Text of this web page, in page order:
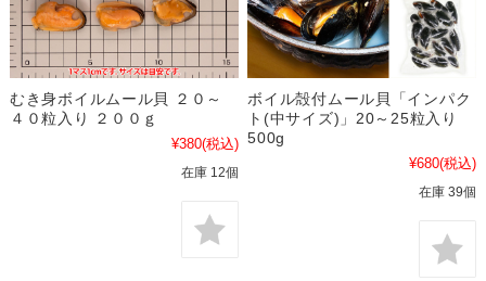
むき身ボイルムール貝 ２０～
４０粒入り ２００ｇ
¥380(税込)
在庫 12個
ボイル殻付ムール貝「インパク
ト(中サイズ)」20～25粒入り
500g
¥680(税込)
在庫 39個